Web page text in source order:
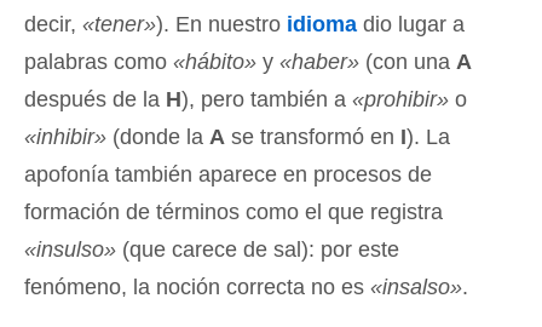
decir, «tener»). En nuestro idioma dio lugar a
palabras como «hábito» y «haber» (con una A
después de la H), pero también a «prohibir» o
«inhibir» (donde la A se transformó en I). La
apofonía también aparece en procesos de
formación de términos como el que registra
«insulso» (que carece de sal): por este
fenómeno, la noción correcta no es «insalso».